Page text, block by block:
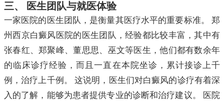
三、 医生团队与就医体验
一家医院的医生团队，是衡量其医疗水平的重要标准。 郑
州西京白癜风医院的医生团队，经验都比较丰富，其中有
张春红、郑聚峰、董思思、巫文等医生，他们都有数余年
的临床诊疗经验，而且一直在本院坐诊，累计接诊上千
例，治疗上千例。 这说明，医生们对白癜风的诊疗有着深
入的了解，能够为患者提供专业的诊断和治疗建议。 医院